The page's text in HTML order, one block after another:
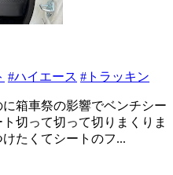
#ハイエース #トラッキン
箱車祭の影響でベンチシー
切って切って切りまくりま
たくてシートのフ...